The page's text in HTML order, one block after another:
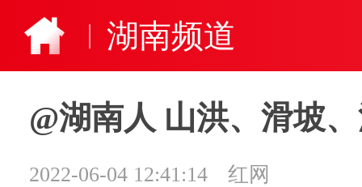
湖南频道
@湖南人 山洪、滑坡
2022-06-04 12:41:14
红网